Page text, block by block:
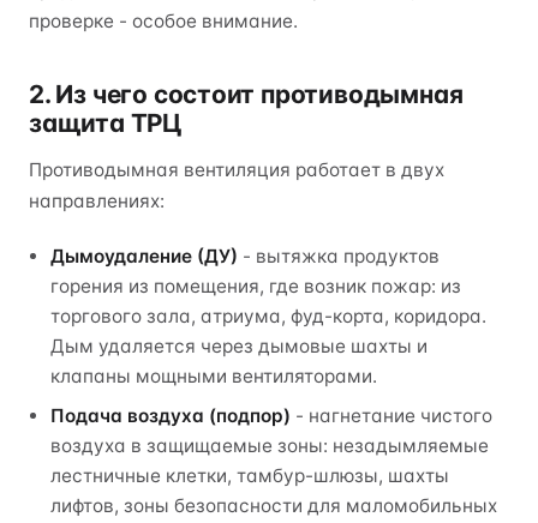
проверке - особое внимание.
2. Из чего состоит противодымная
защита ТРЦ
Противодымная вентиляция работает в двух
направлениях:
Дымоудаление (ДУ) - вытяжка продуктов
горения из помещения, где возник пожар: из
торгового зала, атриума, фуд-корта, коридора.
Дым удаляется через дымовые шахты и
клапаны мощными вентиляторами.
Подача воздуха (подпор) - нагнетание чистого
воздуха в защищаемые зоны: незадымляемые
лестничные клетки, тамбур-шлюзы, шахты
лифтов, зоны безопасности для маломобильных